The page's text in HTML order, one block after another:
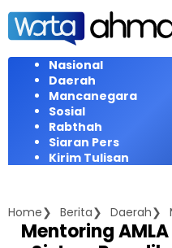
Langsung
konten
Nasional
Daerah
Mancanegara
Sosial
Rabthah
Siaran Pers
Kirim Tulisan
Home Berita Daerah
Mentoring